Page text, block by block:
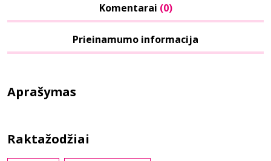
Komentarai (0)
Prieinamumo informacija
Aprašymas
Raktažodžiai